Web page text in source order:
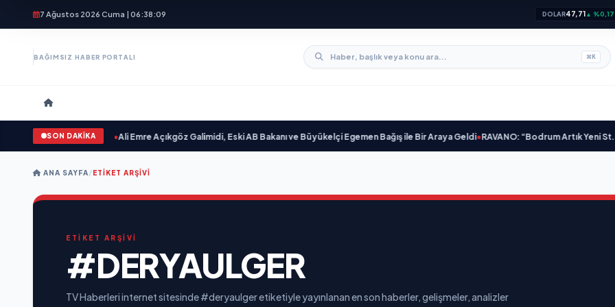
7 Ağustos 2026 Cuma | 06:38:10 DOLAR47,71▲ %0,17
BAĞIMSIZ HABER PORTALI ⌘K
SON DAKİKA
Sevgilim “ yayımlandı• Ali Emre Açıkgöz Galimidi, Eski AB Bakanı ve Büyükelçi Egemen Bağış ile Bir Araya Geldi•RAVANO: “Bodrum Artık Yeni St.
ANA SAYFA/ETIKET ARŞIVI
ETİKET ARŞİVİ
#DERYAULGER
TV Haberleri internet sitesinde #deryaulger etiketiyle yayınlanan en son haberler, gelişmeler, analizler